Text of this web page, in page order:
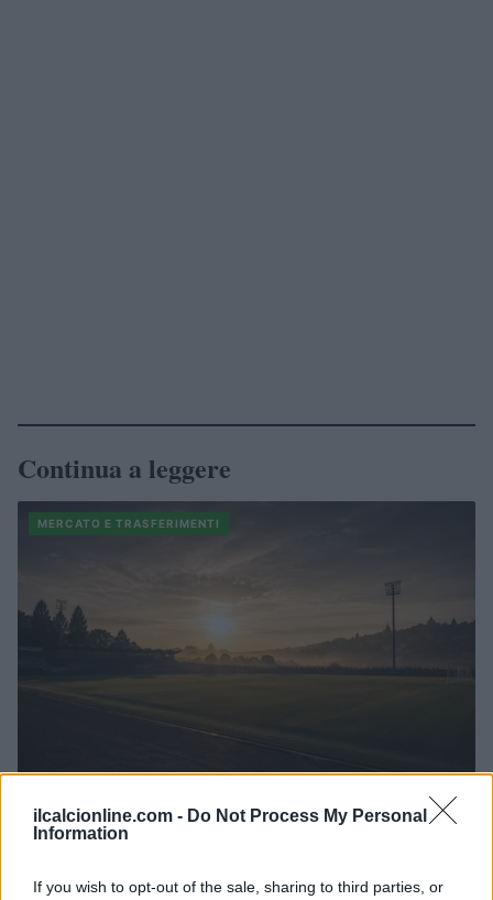
ilcalcionline.com - Do Not Process My Personal
Information
If you wish to opt-out of the sale, sharing to third parties, or
Continua a leggere
MERCATO E TRASFERIMENTI
Calciomercato: l’Atalanta in pole per Sebastiano Esposito, il